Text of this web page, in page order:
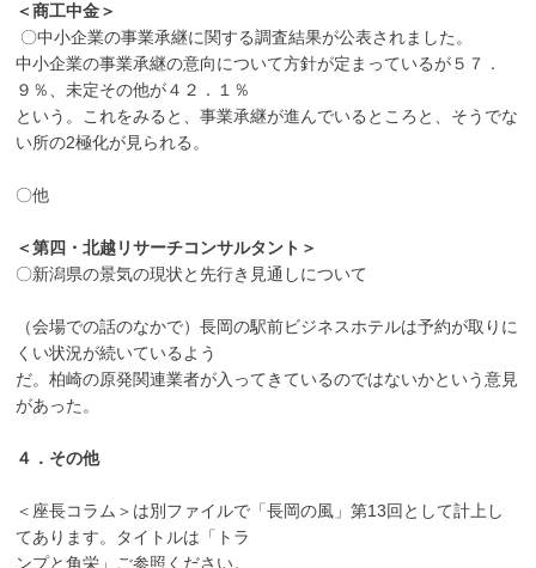
＜商工中金＞
〇中小企業の事業承継に関する調査結果が公表されました。
中小企業の事業承継の意向について方針が定まっているが５７．
９％、未定その他が４２．１％
という。これをみると、事業承継が進んでいるところと、そうでな
い所の2極化が見られる。
〇他
＜第四・北越リサーチコンサルタント＞
〇新潟県の景気の現状と先行き見通しについて
（会場での話のなかで）長岡の駅前ビジネスホテルは予約が取りに
くい状況が続いているよう
だ。柏崎の原発関連業者が入ってきているのではないかという意見
があった。
４．その他
＜座長コラム＞は別ファイルで「長岡の風」第13回として計上し
てあります。タイトルは「トラ
ンプと角栄」ご参照ください。